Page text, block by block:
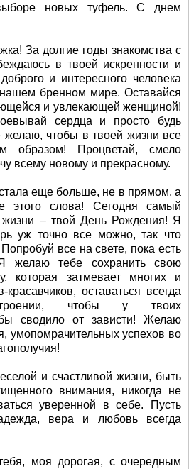
новых туфель. С днем
За долгие годы знакомства с
в твоей искренности и
и интересного человека
бренном мире. Оставайся
и увлекающей женщиной!
сердца и просто будь
желаю, чтобы в твоей жизни все
образом! Процветай, смело
всему новому и прекрасному.
еще больше, не в прямом, а
этого слова! Сегодня самый
– твой День Рождения! Я
уж точно все можно, так что
все на свете, пока есть
желаю тебе сохранить свою
которая затмевает многих и
красавчиков, оставаться всегда
чтобы у твоих
сводило от зависти! Желаю
умопомрачительных успехов во
и счастливой жизни, быть
внимания, никогда не
уверенной в себе. Пусть
вера и любовь всегда
моя дорогая, с очередным